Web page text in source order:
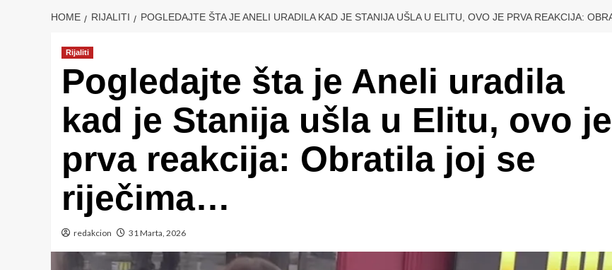
HOME RIJALITI POGLEDAJTE ŠTA JE ANELI URADILA KAD JE STANIJA UŠLA U ELITU, OVO JE PRVA REAKCIJA:
Rijaliti
Pogledajte šta je Aneli uradila
kad je Stanija ušla u Elitu, ovo je
prva reakcija: Obratila joj se
riječima…
redakcion 31 Marta, 2026